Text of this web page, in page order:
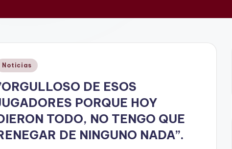
Noticias
DE ESOS
PORQUE HOY
TODO, NO TENGO QUE
DE NINGUNO NADA’’.